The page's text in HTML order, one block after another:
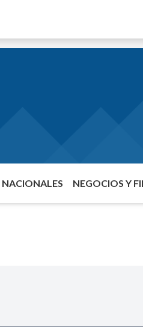
NACIONALES NEGOCIOS Y